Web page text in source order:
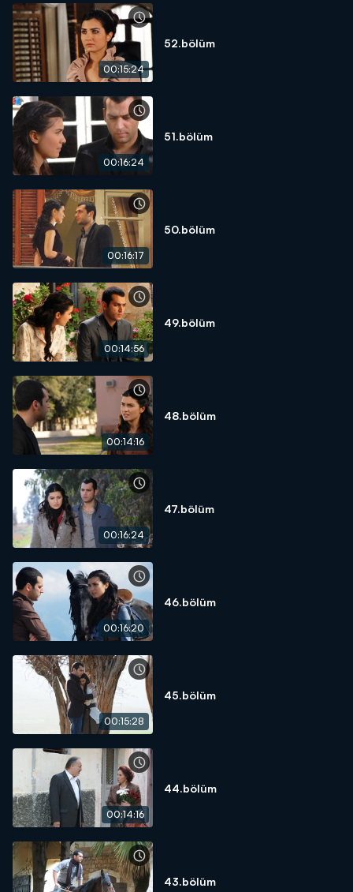
00:15:24
52.bölüm
00:16:24
51.bölüm
00:16:17
50.bölüm
00:14:56
49.bölüm
00:14:16
48.bölüm
00:16:24
47.bölüm
00:16:20
46.bölüm
00:15:28
45.bölüm
00:14:16
44.bölüm
43.bölüm